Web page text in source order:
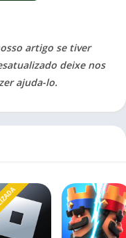
artigo se tiver
deixe nos
ajuda-lo.